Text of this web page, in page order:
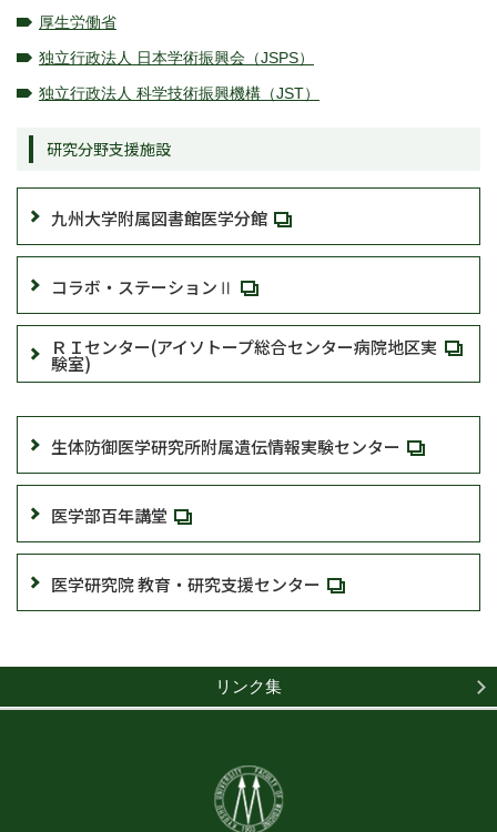
厚生労働省
独立行政法人 日本学術振興会（JSPS）
独立行政法人 科学技術振興機構（JST）
研究分野支援施設
九州大学附属図書館医学分館
コラボ・ステーションⅡ
ＲＩセンター(アイソトープ総合センター病院地区実
験室)
生体防御医学研究所附属遺伝情報実験センター
医学部百年講堂
医学研究院 教育・研究支援センター
リンク集